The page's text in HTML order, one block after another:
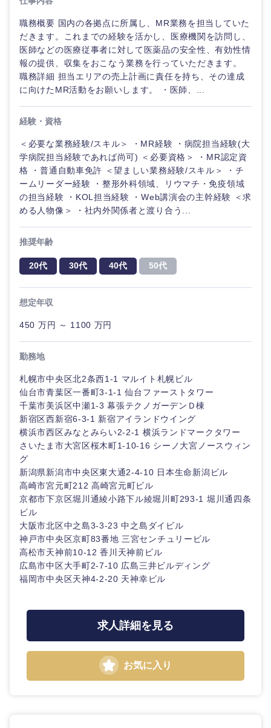
選択する
職務概要 国内の各拠点に所属し、MR業務を担当していた
だきます。これまでの経験を活かし、医療機関を訪問し、
医師などの医療従事者に対して医薬品の安全性、有効性情
報の提供、収集をおこなう業務を行っていただきます。
職務詳細 担当エリアの売上計画に責任を持ち、その達成
に向けたMR活動をお願いします。 ・医師、...
経験・資格
＜必要な業務経験/スキル＞ ・MR経験 ・病院担当経験(大
学病院担当経験であれば尚可) ＜必要資格＞ ・MR認定資
格 ・普通自動車免許 ＜望ましい業務経験/スキル＞ ・チ
ームリーダー経験 ・整形外科領域、リウマチ・免疫領域
の担当経験 ・KOL担当経験 ・Web講演会の主幹経験 ＜求
める人物像＞ ・社内外関係者と渡り合う...
推奨年齢
20代 30代 40代 50代
想定年収
450 万円 ～ 1100 万円
勤務地
札幌市中央区北2条西1-1 マルイト札幌ビル
仙台市青葉区一番町3-1-1 仙台ファーストタワー
千葉市美浜区中瀬1-3 幕張テクノガーデンＤ棟
新宿区西新宿6-3-1 新宿アイランドウイング
横浜市西区みなとみらい2-2-1 横浜ランドマークタワー
さいたま市大宮区桜木町1-10-16 シーノ大宮ノースウィン
グ
新潟県新潟市中央区東大通2-4-10 日本生命新潟ビル
高崎市宮元町212 高崎宮元町ビル
京都市下京区堀川通綾小路下ル綾堀川町293‐1 堀川通四条
ビル
大阪市北区中之島3-3-23 中之島ダイビル
神戸市中央区京町83番地 三宮センチュリービル
高松市天神前10-12 香川天神前ビル
広島市中区大手町2-7-10 広島三井ビルディング
福岡市中央区天神4-2-20 天神幸ビル
求人詳細を見る
お気に入り